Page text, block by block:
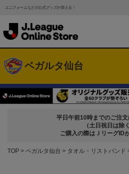
ユニフォームなどの公式グッズが買える！
ベガルタ仙台
平日午前10時までのご注文
（土日祝日は除く
ご購入の際はＪリーグID
TOP ベガルタ仙台 タオル・リストバンド